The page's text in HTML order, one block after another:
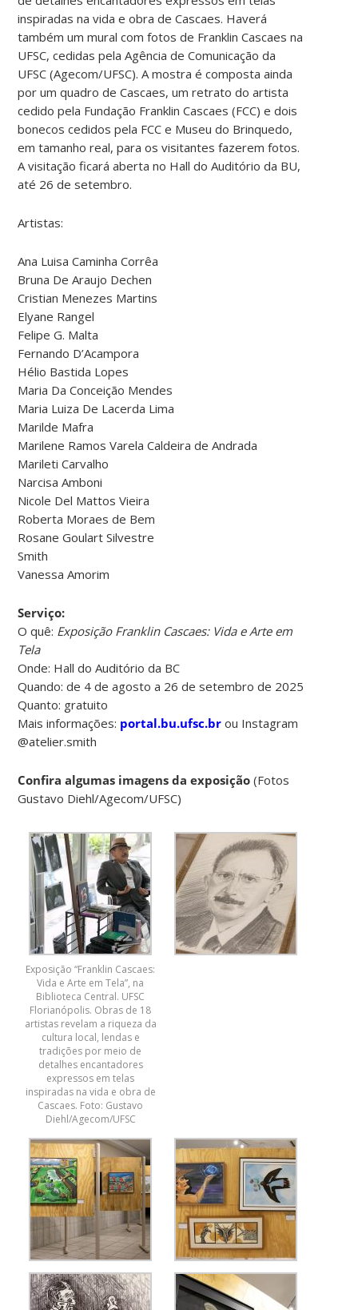
inspiradas na vida e obra de Cascaes. Haverá
também um mural com fotos de Franklin Cascaes na
UFSC, cedidas pela Agência de Comunicação da
UFSC (Agecom/UFSC). A mostra é composta ainda
por um quadro de Cascaes, um retrato do artista
cedido pela Fundação Franklin Cascaes (FCC) e dois
bonecos cedidos pela FCC e Museu do Brinquedo,
em tamanho real, para os visitantes fazerem fotos.
A visitação ficará aberta no Hall do Auditório da BU,
até 26 de setembro.
Artistas:
Ana Luisa Caminha Corrêa
Bruna De Araujo Dechen
Cristian Menezes Martins
Elyane Rangel
Felipe G. Malta
Fernando D’Acampora
Hélio Bastida Lopes
Maria Da Conceição Mendes
Maria Luiza De Lacerda Lima
Marilde Mafra
Marilene Ramos Varela Caldeira de Andrada
Marileti Carvalho
Narcisa Amboni
Nicole Del Mattos Vieira
Roberta Moraes de Bem
Rosane Goulart Silvestre
Smith
Vanessa Amorim
Serviço:
O quê: Exposição Franklin Cascaes: Vida e Arte em
Tela
Onde: Hall do Auditório da BC
Quando: de 4 de agosto a 26 de setembro de 2025
Quanto: gratuito
Mais informações: portal.bu.ufsc.br ou Instagram
@atelier.smith
Confira algumas imagens da exposição (Fotos
Gustavo Diehl/Agecom/UFSC)
Exposição “Franklin Cascaes:
Vida e Arte em Tela”, na
Biblioteca Central. UFSC
Florianópolis. Obras de 18
artistas revelam a riqueza da
cultura local, lendas e
tradições por meio de
detalhes encantadores
expressos em telas
inspiradas na vida e obra de
Cascaes. Foto: Gustavo
Diehl/Agecom/UFSC